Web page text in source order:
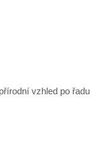
vzhled po řadu